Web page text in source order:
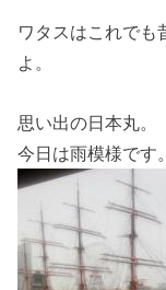
ワタスはこれでも
よ。
思い出の日本丸。
今日は雨模様です。